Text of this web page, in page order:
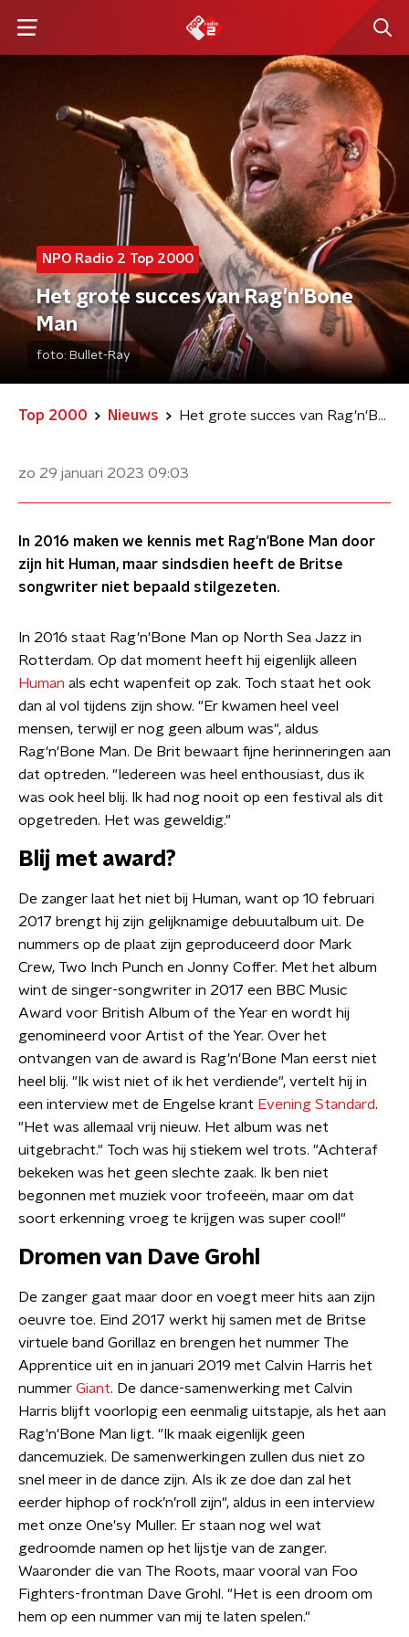
NPO Radio 2 Top 2000
Het grote succes van Rag'n'Bone
Man
foto: Bullet-Ray
Top 2000 Nieuws Het grote succes van Rag'n'Bone Man
zo 29 januari 2023 09:03
In 2016 maken we kennis met Rag'n'Bone Man door
zijn hit Human, maar sindsdien heeft de Britse
songwriter niet bepaald stilgezeten.
In 2016 staat Rag'n'Bone Man op North Sea Jazz in
Rotterdam. Op dat moment heeft hij eigenlijk alleen
Human als echt wapenfeit op zak. Toch staat het ook
dan al vol tijdens zijn show. "Er kwamen heel veel
mensen, terwijl er nog geen album was", aldus
Rag'n'Bone Man. De Brit bewaart fijne herinneringen aan
dat optreden. "Iedereen was heel enthousiast, dus ik
was ook heel blij. Ik had nog nooit op een festival als dit
opgetreden. Het was geweldig."
Blij met award?
De zanger laat het niet bij Human, want op 10 februari
2017 brengt hij zijn gelijknamige debuutalbum uit. De
nummers op de plaat zijn geproduceerd door Mark
Crew, Two Inch Punch en Jonny Coffer. Met het album
wint de singer-songwriter in 2017 een BBC Music
Award voor British Album of the Year en wordt hij
genomineerd voor Artist of the Year. Over het
ontvangen van de award is Rag'n'Bone Man eerst niet
heel blij. "Ik wist niet of ik het verdiende", vertelt hij in
een interview met de Engelse krant Evening Standard.
"Het was allemaal vrij nieuw. Het album was net
uitgebracht." Toch was hij stiekem wel trots. "Achteraf
bekeken was het geen slechte zaak. Ik ben niet
begonnen met muziek voor trofeeën, maar om dat
soort erkenning vroeg te krijgen was super cool!"
Dromen van Dave Grohl
De zanger gaat maar door en voegt meer hits aan zijn
oeuvre toe. Eind 2017 werkt hij samen met de Britse
virtuele band Gorillaz en brengen het nummer The
Apprentice uit en in januari 2019 met Calvin Harris het
nummer Giant. De dance-samenwerking met Calvin
Harris blijft voorlopig een eenmalig uitstapje, als het aan
Rag'n'Bone Man ligt. "Ik maak eigenlijk geen
dancemuziek. De samenwerkingen zullen dus niet zo
snel meer in de dance zijn. Als ik ze doe dan zal het
eerder hiphop of rock’n’roll zijn", aldus in een interview
met onze One'sy Muller. Er staan nog wel wat
gedroomde namen op het lijstje van de zanger.
Waaronder die van The Roots, maar vooral van Foo
Fighters-frontman Dave Grohl. "Het is een droom om
hem op een nummer van mij te laten spelen."